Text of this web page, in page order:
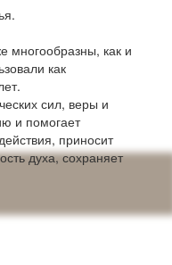
многообразны, как и
как
сил, веры и
и помогает
приносит
духа, сохраняет